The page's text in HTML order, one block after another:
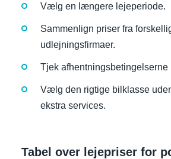
Vælg en længere lejeperiode.
Sammenlign priser fra
udlejningsfirmaer.
Tjek afhentningsbetingelserne
Vælg den rigtige bilklasse
ekstra services.
Tabel over lejepriser for